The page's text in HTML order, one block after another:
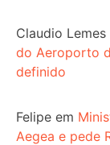
Claudio
do Aeroporto
definido
Felipe em
Aegea e pede